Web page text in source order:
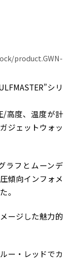
product.GWN-
シリ
/高度、温度が計
ジェットウォッ
ラフとムーンデ
傾向インフォメ
。
ージした魅力的
ー・レッドでカ